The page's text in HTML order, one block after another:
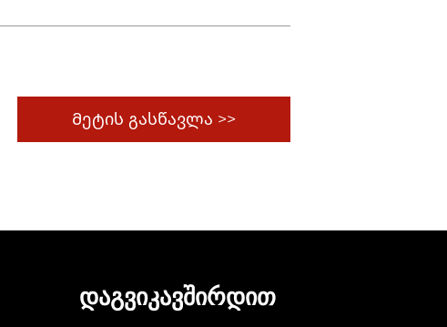
Მეტის გასწავლა >>
ᲓᲐᲒᲕᲘᲙᲐᲕᲨᲘᲠᲓᲘᲗ